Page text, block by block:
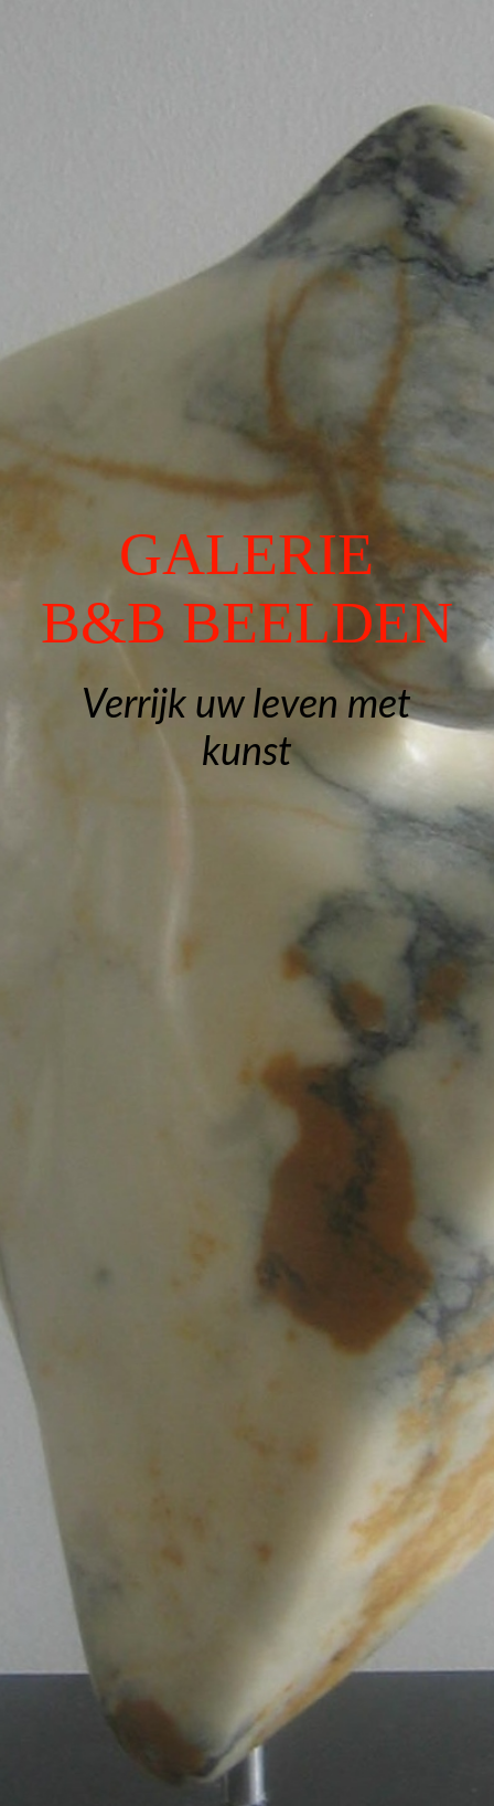
GALERIE
B&B BEELDEN
Verrijk uw leven met
kunst
Informatie